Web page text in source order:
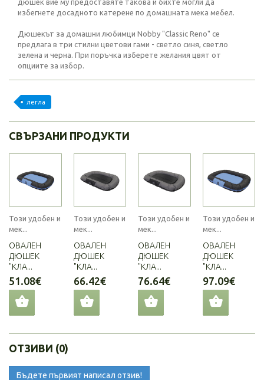
дюшек вие му предоставяте такова и бихте могли да
избегнете досадното катерене по домашната мека мебел.
Дюшекът за домашни любимци Nobby "Classic Reno" се
предлага в три стилни цветови гами - светло синя, светло
зелена и черна. При поръчка изберете желания цвят от
опциите за избор.
легла
СВЪРЗАНИ ПРОДУКТИ
Този удобен и
мек...
ОВАЛЕН
ДЮШЕК
"КЛА...
51.08€
Този удобен и
мек...
ОВАЛЕН
ДЮШЕК
"КЛА...
66.42€
Този удобен и
мек...
ОВАЛЕН
ДЮШЕК
"КЛА...
76.64€
Този удобен и
мек...
ОВАЛЕН
ДЮШЕК
"КЛА...
97.09€
ОТЗИВИ (0)
Бъдете първият написал отзив!